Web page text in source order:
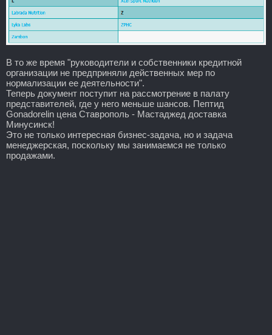
В то же время "руководители и собственники кредитной
организации не предприняли действенных мер по
нормализации ее деятельности".
Теперь документ поступит на рассмотрение в палату
представителей, где у него меньше шансов. Пептид
Gonadorelin цена Ставрополь - Мастаджед доставка
Минусинск!
Это не только интересная бизнес-задача, но и задача
менеджерская, поскольку мы занимаемся не только
продажами.